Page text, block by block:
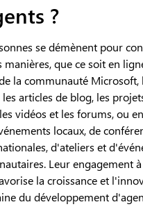
?
se démènent pour
manières, que ce soit en
la communauté Microsoft,
les articles de blog, les
vidéos et les forums, ou
locaux, de
d'ateliers et
Leur engagement
la croissance et
du développement